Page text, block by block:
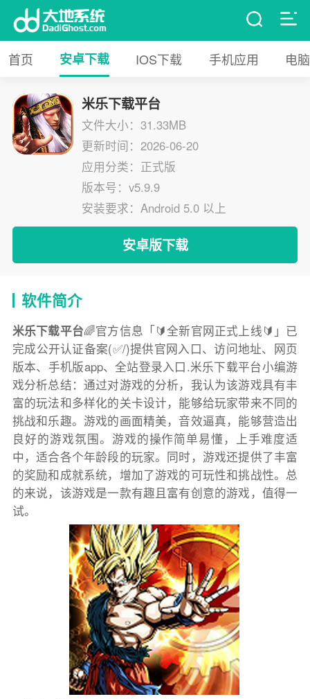
首页 安卓下载 IOS下载 手机应用 电
米乐下载平台
文件大小：31.33MB
更新时间：2026-06-20
应用分类：正式版
版本号：v5.9.9
安装要求：Android 5.0 以上
安卓版下载
软件简介
米乐下载平台🌈官方信息「🔰全新官网正式上线🔰」已
完成公开认证备案(✅/)提供官网入口、访问地址、网页
版本、手机版app、全站登录入口.米乐下载平台小编游
戏分析总结：通过对游戏的分析，我认为该游戏具有丰
富的玩法和多样化的关卡设计，能够给玩家带来不同的
挑战和乐趣。游戏的画面精美，音效逼真，能够营造出
良好的游戏氛围。游戏的操作简单易懂，上手难度适
中，适合各个年龄段的玩家。同时，游戏还提供了丰富
的奖励和成就系统，增加了游戏的可玩性和挑战性。总
的来说，该游戏是一款有趣且富有创意的游戏，值得一
试。